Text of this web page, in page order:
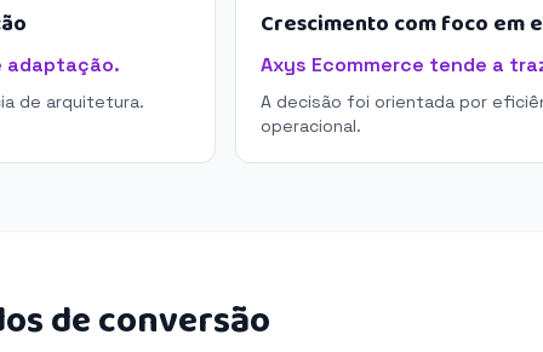
adaptação.
de arquitetura.
Crescimento com foco em
Axys Ecommerce tende a
A decisão foi orientada por
operacional.
de conversão